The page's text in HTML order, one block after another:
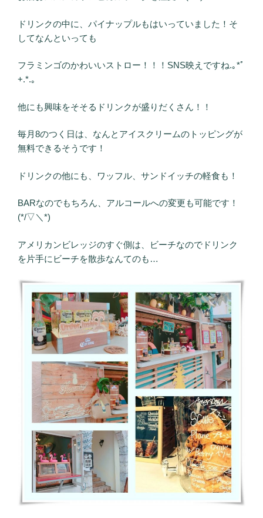
ドリンクの中に、パイナップルもはいっていました！そ
してなんといっても
フラミンゴのかわいいストロー！！！SNS映えですね.｡*ﾟ
+.*.｡
他にも興味をそそるドリンクが盛りだくさん！！
毎月8のつく日は、なんとアイスクリームのトッピングが
無料できるそうです！
ドリンクの他にも、ワッフル、サンドイッチの軽食も！
BARなのでもちろん、アルコールへの変更も可能です！
(*/▽＼*)
アメリカンビレッジのすぐ側は、ビーチなのでドリンク
を片手にビーチを散歩なんてのも…